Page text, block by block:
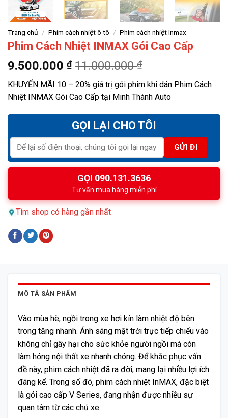
Trang chủ / Phim cách nhiệt ô tô / Phim cách nhiệt Inmax
Phim Cách Nhiệt INMAX Gói Cao Cấp
9.500.000 ₫ 11.000.000₫
KHUYẾN MÃI 10 – 20% giá trị gói phim khi dán Phim Cách
Nhiệt INMAX Gói Cao Cấp tại Minh Thành Auto
GỌI LẠI CHO TÔI
GỌI 090.131.3636
Tư vấn mua hàng miễn phí
Tìm shop có hàng gần nhất
MÔ TẢ SẢN PHẨM
Vào mùa hè, ngồi trong xe hơi kín làm nhiệt độ bên
trong tăng nhanh. Ánh sáng mặt trời trực tiếp chiếu vào
không chỉ gây hại cho sức khỏe người ngồi mà còn
làm hỏng nội thất xe nhanh chóng. Để khắc phục vấn
đề này, phim cách nhiệt đã ra đời, mang lại nhiều lợi ích
đáng kể. Trong số đó, phim cách nhiệt InMAX, đặc biệt
là gói cao cấp V Series, đang nhận được nhiều sự
quan tâm từ các chủ xe.